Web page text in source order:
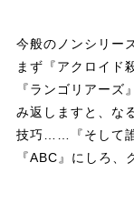
今般のノンシリー
まず『アクロイド
『ランゴリアー
み返しますと、な
技巧……『そして
『ABC』にしろ、